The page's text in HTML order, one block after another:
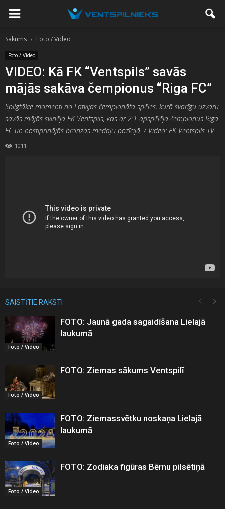
Sākums Foto / Video
Foto / Video
VIDEO: Kā FK “Ventspils” savās
mājās sakāva čempionus “Riga FC”
Spilgtākie momenti no Latvijas čempionāta spēles, kurā svarīgu uzvaru
savās mājās svinēja FK Ventspils, kas ar 2:1 apspēlēja čempionus Riga
FC un nostiprinājās bronzas medaļu pozīcijā. / Video: FK Ventspils TV
1011
SAISTĪTIE RAKSTI
Foto / Video
FOTO: Jaunā gada sagaidīšana Lielajā
laukumā
Foto / Video
FOTO: Ziemas sākums Ventspilī
Foto / Video
FOTO: Ziemassvētku noskaņa Lielajā
laukumā
Foto / Video
FOTO: Zodiaka figūras Bērnu pilsētiņā